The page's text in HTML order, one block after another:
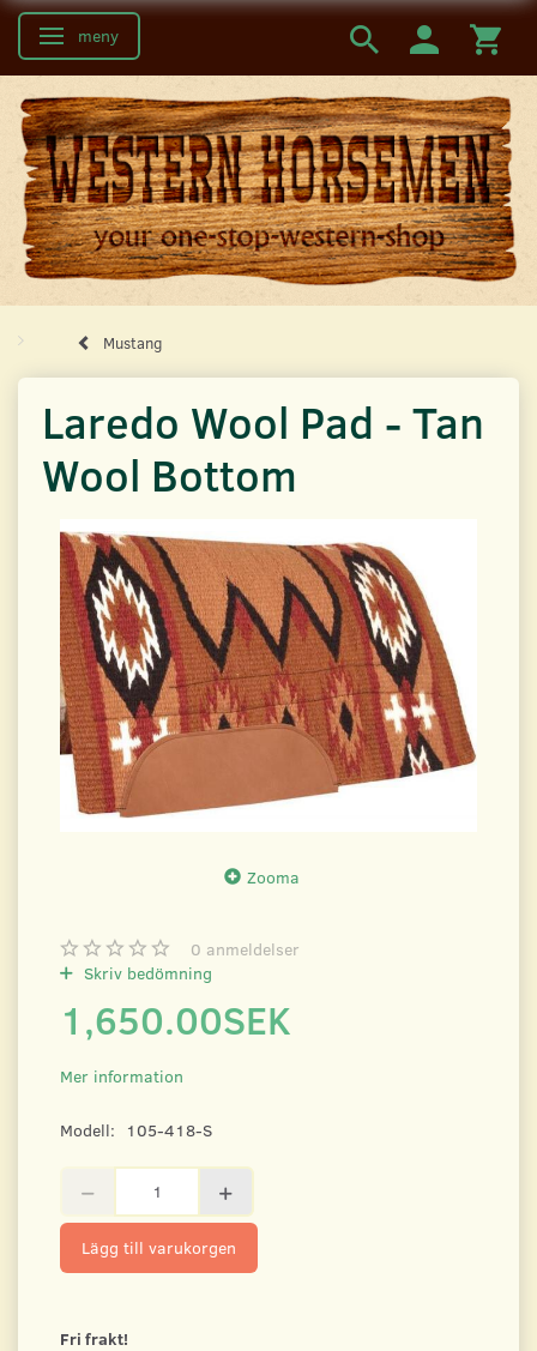
Ändra navigering
meny
Mustang
Laredo Wool Pad - Tan
Wool Bottom
Zooma
0 anmeldelser
Skriv bedömning
1,650.00SEK
Mer information
Modell: 105-418-S
Lägg till varukorgen
Fri frakt!